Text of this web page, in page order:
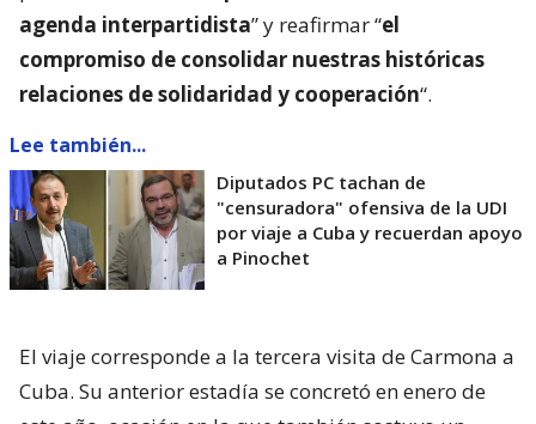
agenda interpartidista” y reafirmar “el
compromiso de consolidar nuestras históricas
relaciones de solidaridad y cooperación“.
Lee también...
Diputados PC tachan de
"censuradora" ofensiva de la UDI
por viaje a Cuba y recuerdan apoyo
a Pinochet
El viaje corresponde a la tercera visita de Carmona a
Cuba. Su anterior estadía se concretó en enero de